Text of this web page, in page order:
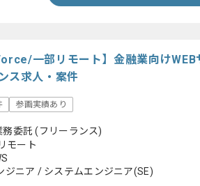
一部リモート】金融業向けWEB
ス求人・案件
参画実績あり
務委託(フリーランス)
モート
ジニア / システムエンジニア(SE)